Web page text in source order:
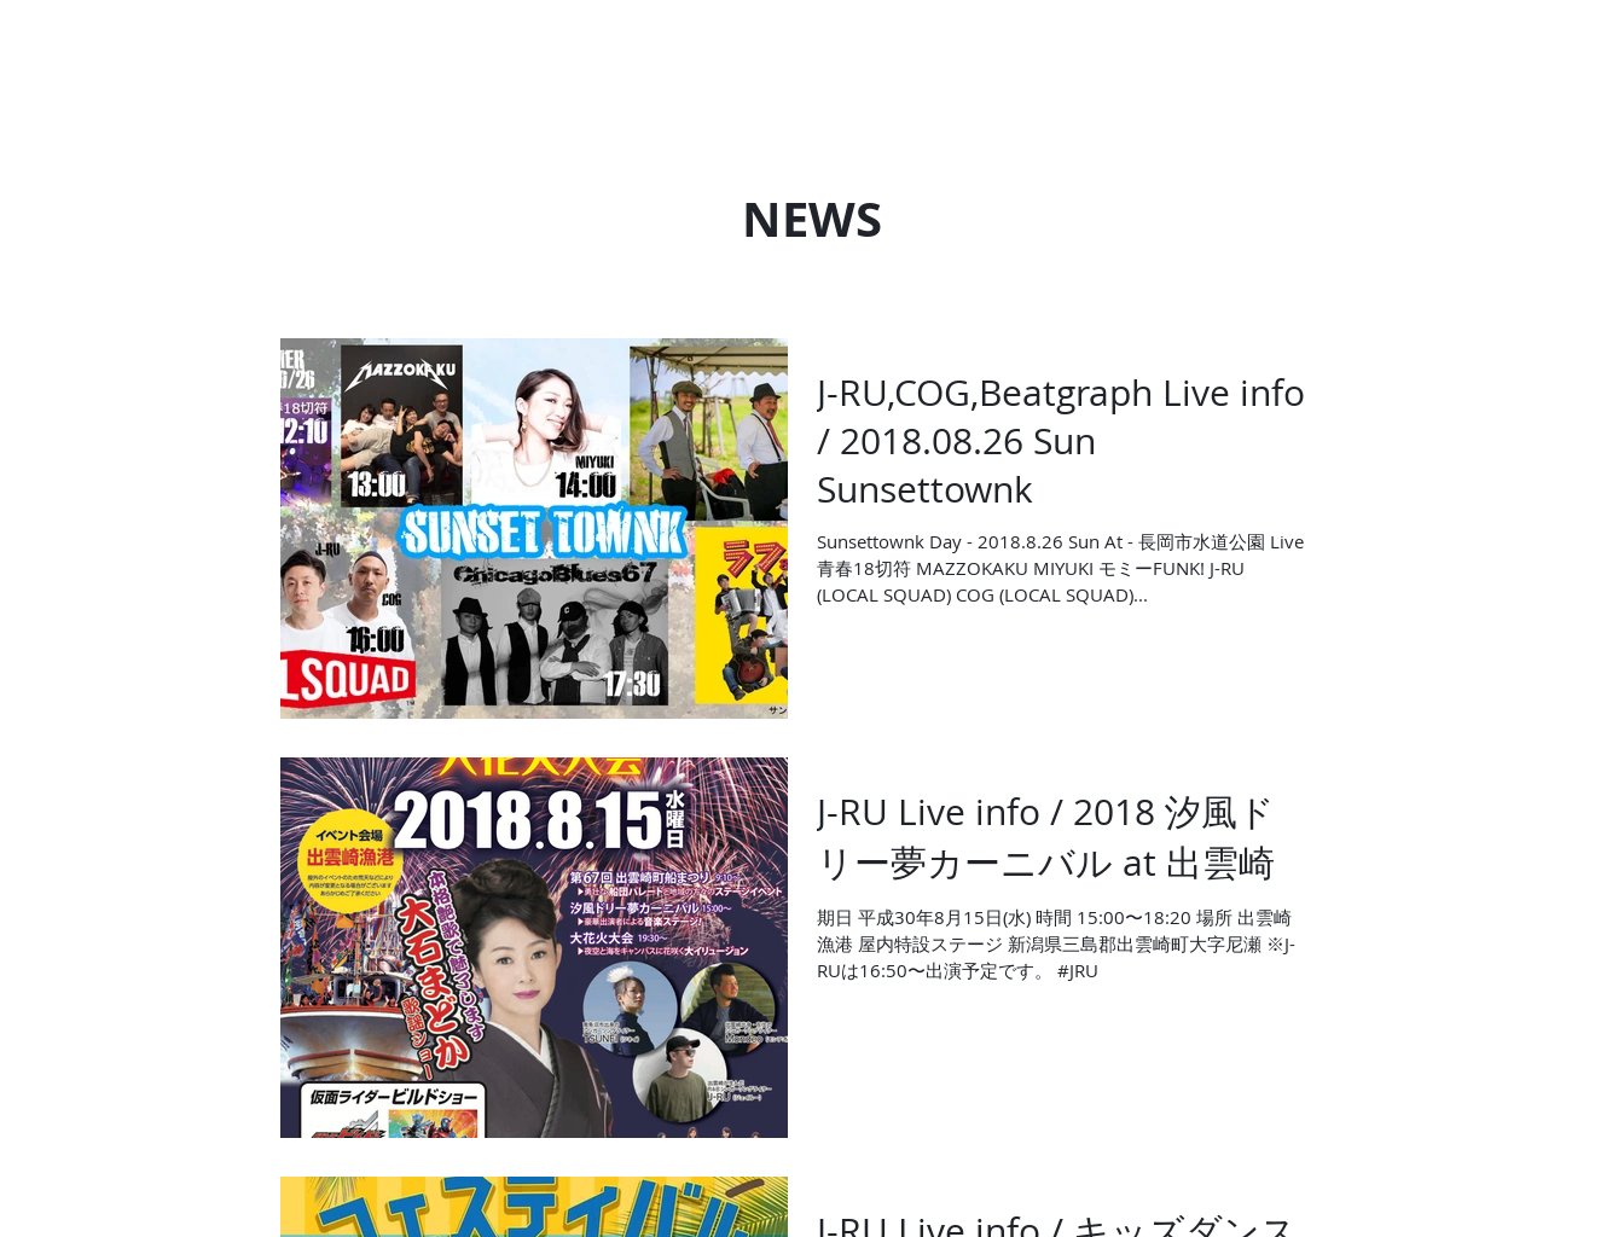
NEWS
J-RU,COG,Beatgraph Live info
/ 2018.08.26 Sun
Sunsettownk
Sunsettownk Day - 2018.8.26 Sun At - 長岡市水道公園 Live
青春18切符 MAZZOKAKU MIYUKI モミーFUNK! J-RU
(LOCAL SQUAD) COG (LOCAL SQUAD)...
J-RU Live info / 2018 汐風ド
リー夢カーニバル at 出雲崎
期日 平成30年8月15日(水) 時間 15:00〜18:20 場所 出雲崎
漁港 屋内特設ステージ 新潟県三島郡出雲崎町大字尼瀬 ※J-
RUは16:50〜出演予定です。 #JRU